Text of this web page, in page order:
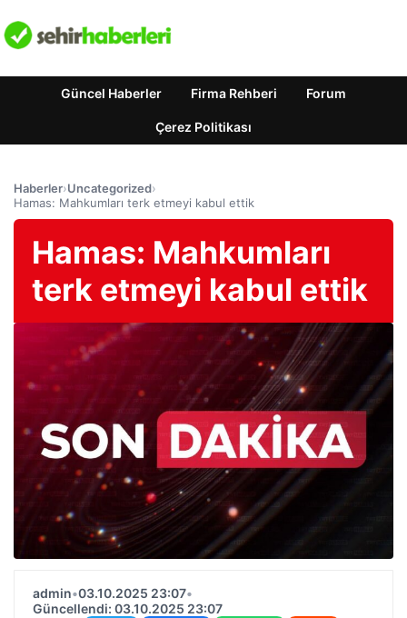
Güncel Haberler Firma Rehberi Forum
Çerez Politikası
Haberler›Uncategorized›
Hamas: Mahkumları terk etmeyi kabul ettik
Hamas: Mahkumları
terk etmeyi kabul ettik
admin•03.10.2025 23:07•
Güncellendi: 03.10.2025 23:07